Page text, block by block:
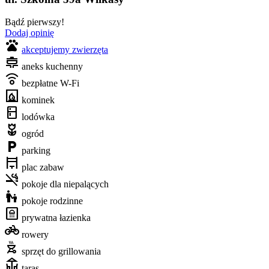
Bądź pierwszy!
Dodaj opinię
pets akceptujemy zwierzęta
cooking aneks kuchenny
nest_remote_comfort_sensor bezpłatne W-Fi
fireplace kominek
kitchen lodówka
deceased ogród
local_parking parking
pergola plac zabaw
smoke_free pokoje dla niepalących
escalator_warning pokoje rodzinne
bathroom prywatna łazienka
pedal_bike rowery
outdoor_grill sprzęt do grillowania
deck